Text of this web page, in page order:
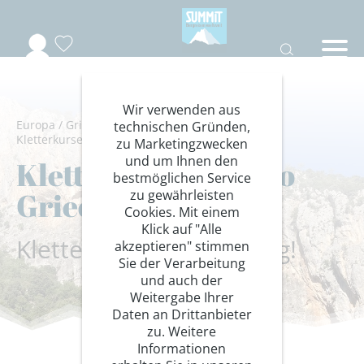
Europa / Griechenland/Arkadien/Ausbildung
Kletterkurse
Klettern in Leonidio
Griechenland
Klettern und Ausbildung!
Wir verwenden aus
technischen Gründen,
zu Marketingzwecken
und um Ihnen den
bestmöglichen Service
zu gewährleisten
Cookies. Mit einem
Klick auf "Alle
akzeptieren" stimmen
Sie der Verarbeitung
und auch der
Weitergabe Ihrer
Daten an Drittanbieter
zu. Weitere
Informationen